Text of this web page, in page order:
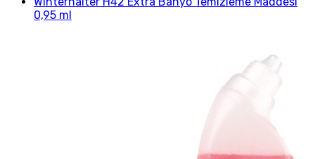
0,95 ml